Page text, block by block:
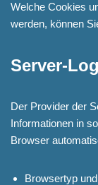
Welche Cookies
werden, können
Server-
Der Provider der
Informationen in
Browser
Browsertyp